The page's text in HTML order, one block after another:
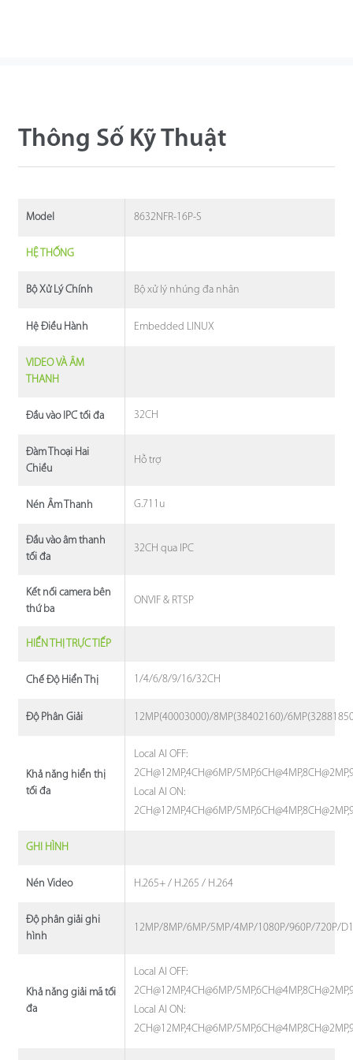
Thông Số Kỹ Thuật
Model 8632NFR-16P-S
HỆ THỐNG
Bộ Xử Lý Chính Bộ xử lý nhúng đa nhân
Hệ Điều Hành Embedded LINUX
VIDEO VÀ ÂM
THANH
Đầu vào IPC tối đa 32CH
Đàm Thoại Hai
Chiều
Hỗ trợ
Nén Âm Thanh G.711u
Đầu vào âm thanh
tối đa
32CH qua IPC
Kết nối camera bên
thứ ba
ONVIF & RTSP
HIỂN THỊ TRỰC TIẾP
Chế Độ Hiển Thị 1/4/6/8/9/16/32CH
Độ Phân Giải 12MP(40003000)/8MP(38402160)/
Khả năng hiển thị
tối đa
Local AI OFF:
2CH@12MP,4CH@6MP/
Local AI ON:
2CH@12MP,4CH@6MP/
GHI HÌNH
Nén Video H.265+ / H.265 / H.264
Độ phân giải ghi
hình
12MP/8MP/6MP/5MP/4MP/1080P/960P/720P/
Khả năng giải mã tối
đa
Local AI OFF:
2CH@12MP,4CH@6MP/
Local AI ON:
2CH@12MP,4CH@6MP/